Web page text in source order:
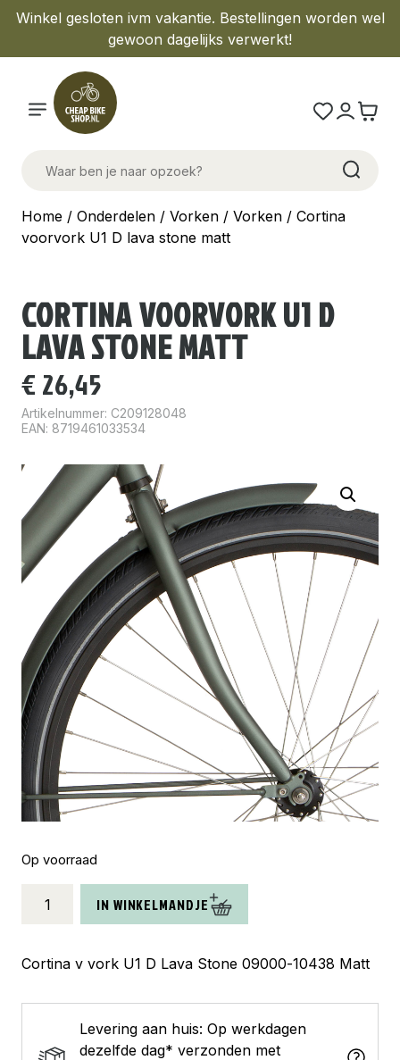
Winkel gesloten ivm vakantie. Bestellingen worden wel
gewoon dagelijks verwerkt!
Home / Onderdelen / Vorken / Vorken / Cortina
voorvork U1 D lava stone matt
CORTINA VOORVORK U1 D
LAVA STONE MATT
€ 26,45
Artikelnummer: C209128048
EAN: 8719461033534
Op voorraad
voorvork
D
stone
aantal
IN WINKELMANDJE
Cortina v vork U1 D Lava Stone 09000-10438 Matt
Levering aan huis: Op werkdagen
dezelfde dag* verzonden met